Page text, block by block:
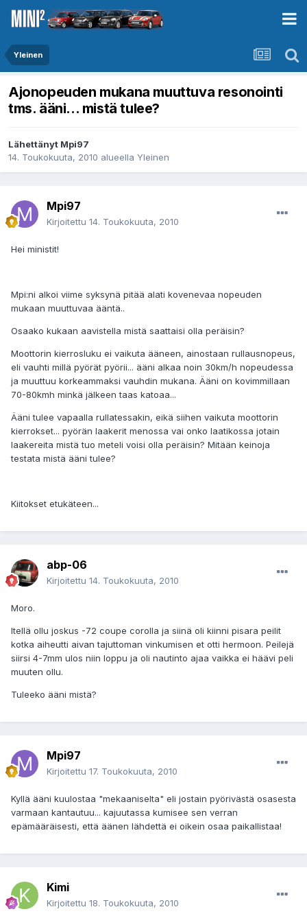
Yleinen
Ajonopeuden mukana muuttuva resonointi
tms. ääni... mistä tulee?
Lähettänyt Mpi97
14. Toukokuuta, 2010 alueella Yleinen
Mpi97
Kirjoitettu 14. Toukokuuta, 2010
Hei ministit!
Mpi:ni alkoi viime syksynä pitää alati kovenevaa nopeuden
mukaan muuttuvaa ääntä..
Osaako kukaan aavistella mistä saattaisi olla peräisin?
Moottorin kierrosluku ei vaikuta ääneen, ainostaan rullausnopeus,
eli vauhti millä pyörät pyörii... ääni alkaa noin 30km/h nopeudessa
ja muuttuu korkeammaksi vauhdin mukana. Ääni on kovimmillaan
70-80kmh minkä jälkeen taas katoaa...
Ääni tulee vapaalla rullatessakin, eikä siihen vaikuta moottorin
kierrokset... pyörän laakerit menossa vai onko laatikossa jotain
laakereita mistä tuo meteli voisi olla peräisin? Mitään keinoja
testata mistä ääni tulee?
Kiitokset etukäteen...
abp-06
Kirjoitettu 14. Toukokuuta, 2010
Moro.
Itellä ollu joskus -72 coupe corolla ja siinä oli kiinni pisara peilit
kotka aiheutti aivan tajuttoman vinkumisen et otti hermoon. Peilejä
siirsi 4-7mm ulos niin loppu ja oli nautinto ajaa vaikka ei häävi peli
muuten ollu.
Tuleeko ääni mistä?
Mpi97
Kirjoitettu 17. Toukokuuta, 2010
Kyllä ääni kuulostaa "mekaaniselta" eli jostain pyörivästä osasesta
varmaan kantautuu... kajuutassa kumisee sen verran
epämääräisesti, että äänen lähdettä ei oikein osaa paikallistaa!
Kimi
Kirjoitettu 18. Toukokuuta, 2010